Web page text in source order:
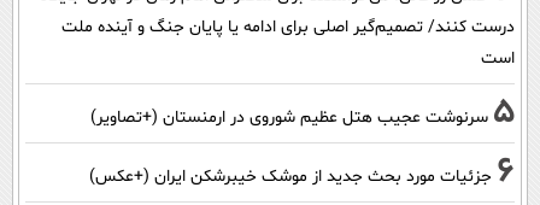
درست کنند/ تصمیم‌گیر اصلی برای ادامه یا پایان جنگ و آینده ملت
است
5 سرنوشت عجیب هتل عظیم شوروی در ارمنستان (+تصاویر)
6 جزئیات مورد بحث جدید از موشک خیبرشکن ایران (+عکس)